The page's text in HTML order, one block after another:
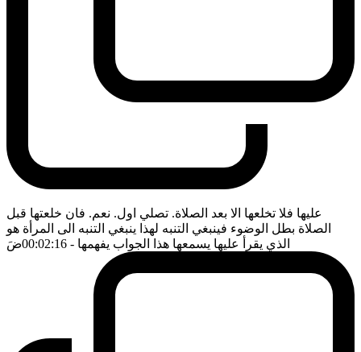
عليها فلا تخلعها الا بعد الصلاة. تصلي اول. نعم. فان خلعتها قبل
الصلاة بطل الوضوء فينبغي التنبه لهذا ينبغي التنبه الى المرأة هو
الذي يقرأ عليها يسمعها هذا الجواب يفهمها - 00:02:16 ضَ